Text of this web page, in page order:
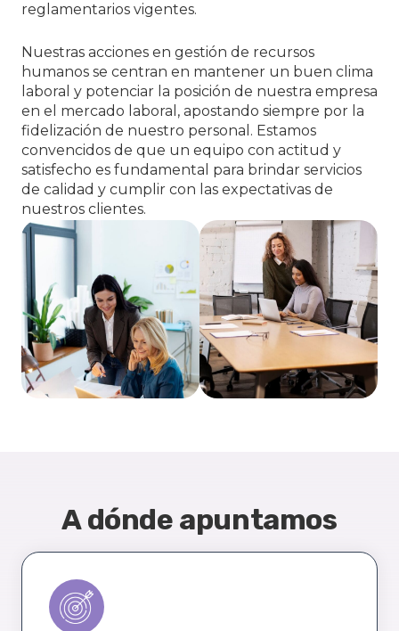
reglamentarios vigentes.
Nuestras acciones en gestión de recursos
humanos se centran en mantener un buen clima
laboral y potenciar la posición de nuestra empresa
en el mercado laboral, apostando siempre por la
fidelización de nuestro personal. Estamos
convencidos de que un equipo con actitud y
satisfecho es fundamental para brindar servicios
de calidad y cumplir con las expectativas de
nuestros clientes.
A dónde apuntamos